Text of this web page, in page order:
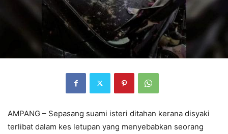
AMPANG – Sepasang suami isteri ditahan kerana disyaki
terlibat dalam kes letupan yang menyebabkan seorang